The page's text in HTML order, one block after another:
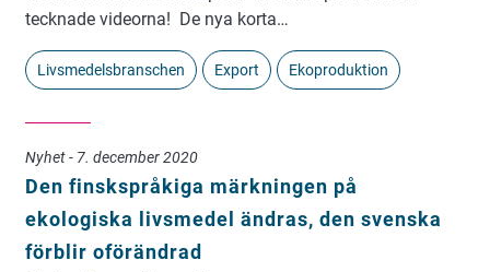
tecknade videorna! De nya korta…
Livsmedelsbranschen Export Ekoproduktion
Nyhet - 7. december 2020
Den finskspråkiga märkningen på
ekologiska livsmedel ändras, den svenska
förblir oförändrad